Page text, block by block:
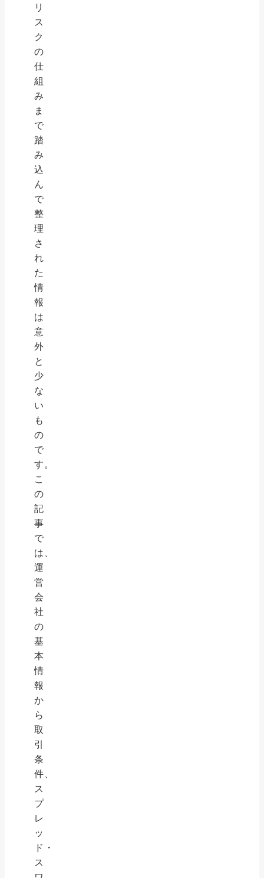
リ
ス
ク
の
仕
組
み
ま
で
踏
み
込
ん
で
整
理
さ
れ
た
情
報
は
意
外
と
少
な
い
も
の
で
す。
こ
の
記
事
で
は、
運
営
会
社
の
基
本
情
報
か
ら
取
引
条
件、
ス
プ
レ
ッ
ド・
ス